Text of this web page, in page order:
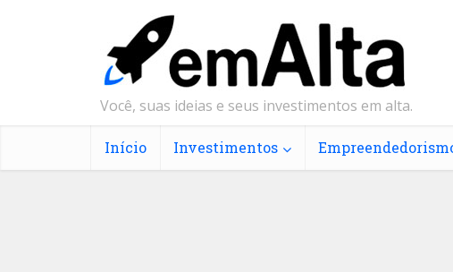
Você, suas ideias e seus investimentos em alta.
Início Investimentos